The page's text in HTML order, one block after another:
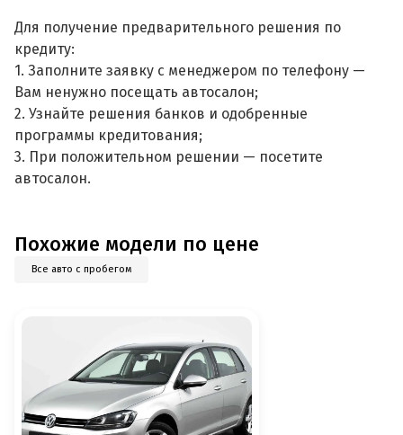
Для получение предварительного решения по
кредиту:
1. Заполните заявку с менеджером по телефону —
Вам ненужно посещать автосалон;
2. Узнайте решения банков и одобренные
программы кредитования;
3. При положительном решении — посетите
автосалон.
Похожие модели по цене
Все авто с пробегом